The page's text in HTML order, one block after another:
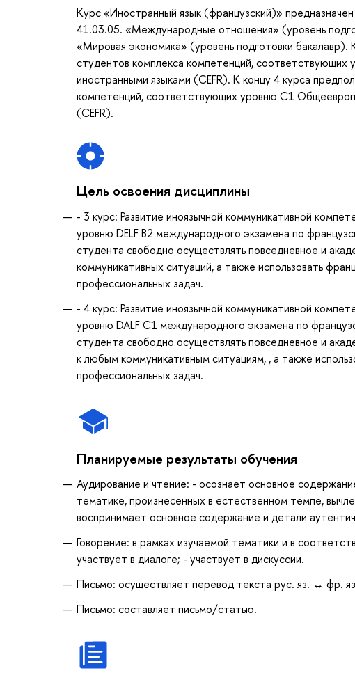
Курс «Иностранный язык (французский)»
41.03.05. «Международные отношения» (уровень
«Мировая экономика» (уровень подготовки
студентов комплекса компетенций,
иностранными языками (CEFR). К концу 4 курса
компетенций, соответствующих уровню С1
(CEFR).
Цель освоения дисциплины
- 3 курс: Развитие иноязычной коммуникативной
уровню DELF B2 международного экзамена по
студента свободно осуществлять повседневное и
коммуникативных ситуаций, а также использовать
профессиональных задач.
- 4 курс: Развитие иноязычной коммуникативной
уровню DALF C1 международного экзамена по
студента свободно осуществлять повседневное и
к любым коммуникативным ситуациям, , а также
профессиональных задач.
Планируемые результаты обучения
Аудирование и чтение: - осознает основное
тематике, произнесенных в естественном темпе,
воспринимает основное содержание и детали
Говорение: в рамках изучаемой тематики и в
участвует в диалоге; - участвует в дискуссии.
Письмо: осуществляет перевод текста рус. яз. ↔ фр.
Письмо: составляет письмо/статью.